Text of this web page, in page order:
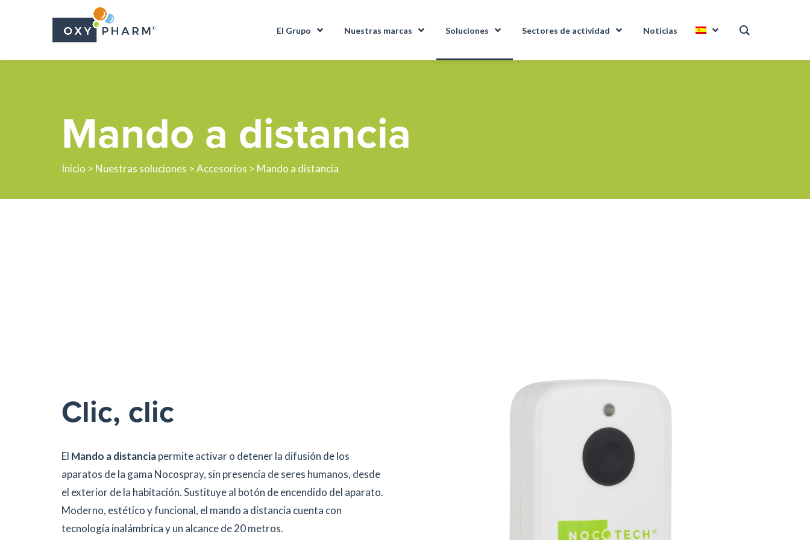
content
El Grupo Nuestras marcas Soluciones Sectores de actividad Noticias
Mando a distancia
Inicio > Nuestras soluciones >Accesorios > Mando a distancia
Clic, clic
El Mando a distanciapermite activar o detener la difusión de los
aparatos de la gama Nocospray, sin presencia de seres humanos, desde
el exterior de la habitación. Sustituye al botón de encendido del aparato.
Moderno, estético y funcional, el mando a distancia cuenta con
tecnología inalámbrica y un alcance de 20 metros.